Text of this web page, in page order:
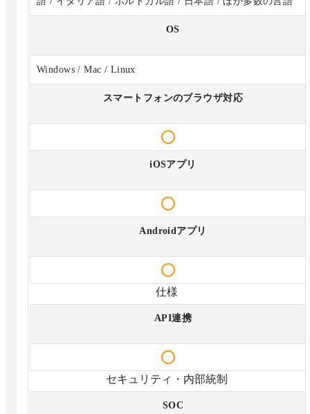
OS
Windows / Mac / Linux
スマートフォンのブラウザ対応
iOSアプリ
Androidアプリ
仕様
API連携
セキュリティ・内部統制
SOC